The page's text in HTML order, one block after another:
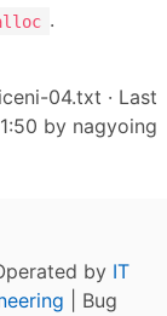
.
04.txt · Last
by nagyoing
by IT
| Bug